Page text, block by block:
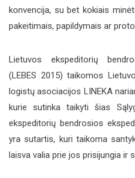
konvencija, su bet kokiais
pakeitimais, papildymais ar
Lietuvos ekspeditorių
(LEBES 2015) taikomos
logistų asociacijos LINEKA
kurie sutinka taikyti šias
ekspeditorių bendrosios
yra sutartis, kuri taikoma
laisva valia prie jos prisijungia ir